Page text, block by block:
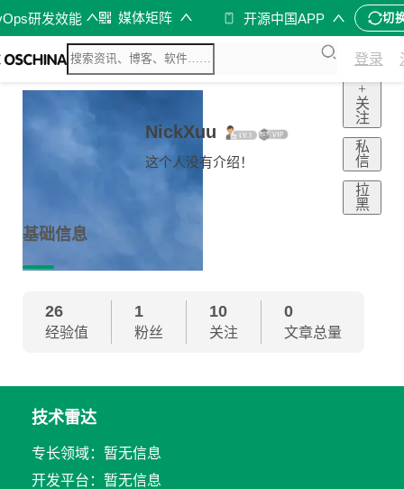
研发效能 媒体矩阵 开源中国APP 切
登录
NickXuu
这个人没有介绍！
+
关
注
私
信
拉
黑
基础信息
26
经验值
1
粉丝
10
关注
0
文章总量
技术雷达
专长领域：暂无信息
开发平台：暂无信息